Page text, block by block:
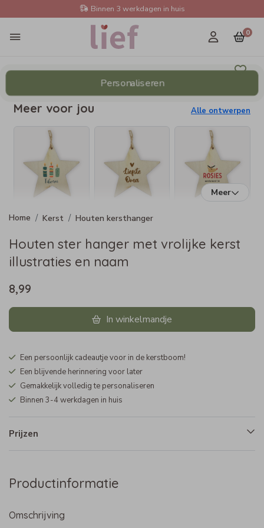
Binnen 3 werkdagen in huis
0
Personaliseren
Meer voor jou Alle ontwerpen
Meer
Kerst Houten kersthanger
Houten ster hanger met vrolijke kerst
illustraties en naam
8,99
In winkelmandje
Een persoonlijk cadeautje voor in de kerstboom!
Een blijvende herinnering voor later
Gemakkelijk volledig te personaliseren
Binnen 3-4 werkdagen in huis
Prijzen
Productinformatie
Omschrijving